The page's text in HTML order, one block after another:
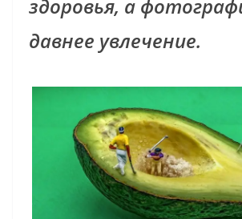
здоровья, а
давнее увлечение.